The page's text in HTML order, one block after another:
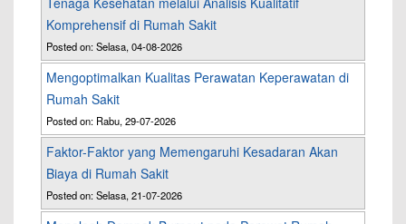
Komprehensif di Rumah Sakit
Posted on: Selasa, 04-08-2026
Mengoptimalkan Kualitas Perawatan Keperawatan di
Rumah Sakit
Posted on: Rabu, 29-07-2026
Faktor-Faktor yang Memengaruhi Kesadaran Akan
Biaya di Rumah Sakit
Posted on: Selasa, 21-07-2026